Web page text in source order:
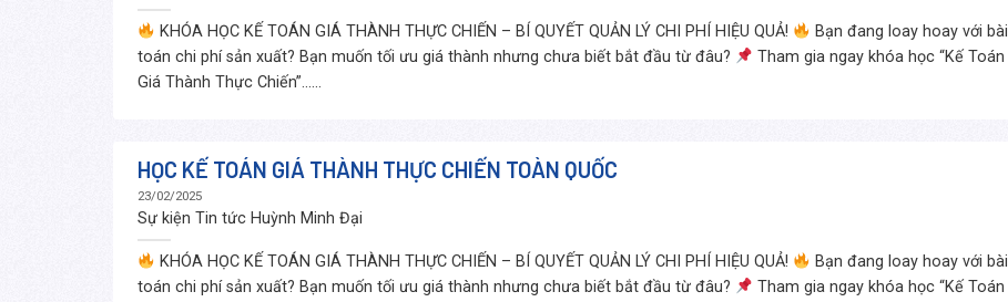
KHÓA HỌC KẾ TOÁN GIÁ THÀNH THỰC CHIẾN – BÍ QUYẾT QUẢN LÝ CHI PHÍ HIỆU QUẢ!
Bạn đang loay hoay với bài
toán chi phí sản xuất? Bạn muốn tối ưu giá thành nhưng chưa biết bắt đầu từ đâu?
Tham gia ngay khóa học “Kế Toán
Giá Thành Thực Chiến”......
HỌC KẾ TOÁN GIÁ THÀNH THỰC CHIẾN TOÀN QUỐC
23/02/2025
Sự kiện Tin tức Huỳnh Minh Đại
KHÓA HỌC KẾ TOÁN GIÁ THÀNH THỰC CHIẾN – BÍ QUYẾT QUẢN LÝ CHI PHÍ HIỆU QUẢ!
Bạn đang loay hoay với bài
toán chi phí sản xuất? Bạn muốn tối ưu giá thành nhưng chưa biết bắt đầu từ đâu?
Tham gia ngay khóa học “Kế Toán